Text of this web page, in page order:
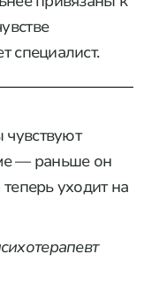
специалист.
— раньше он
уходит на